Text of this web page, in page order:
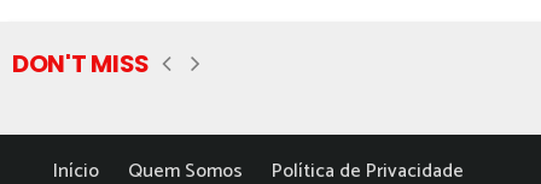
DON'T MISS
Início Quem Somos
Política de Privacidade